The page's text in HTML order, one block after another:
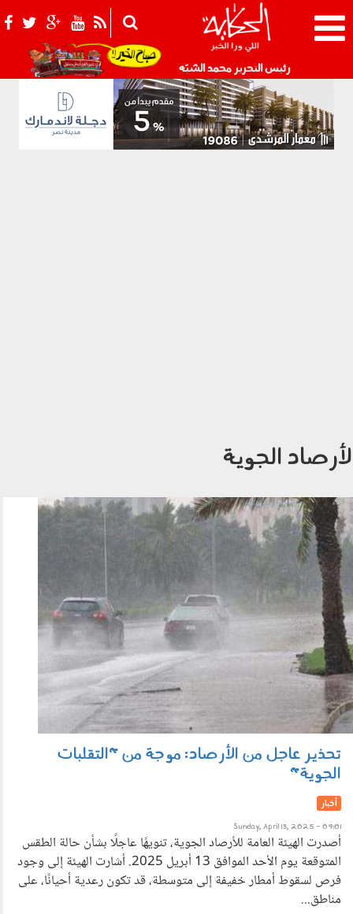
رئيس التحرير محمد الشبّه 021_2.png
الجوية
1304002.jpg
تحذير عاجل من الأرصاد: موجة من "التقلبات
الجوية"
أخبار
Sunday, April 13, 2025 - 09:01
أصدرت الهيئة العامة للأرصاد الجوية، تنويهًا عاجلًا بشأن حالة الطقس
المتوقعة يوم الأحد الموافق 13 أبريل 2025. أشارت الهيئة إلى وجود
فرص لسقوط أمطار خفيفة إلى متوسطة، قد تكون رعدية أحيانًا، على
مناطق...